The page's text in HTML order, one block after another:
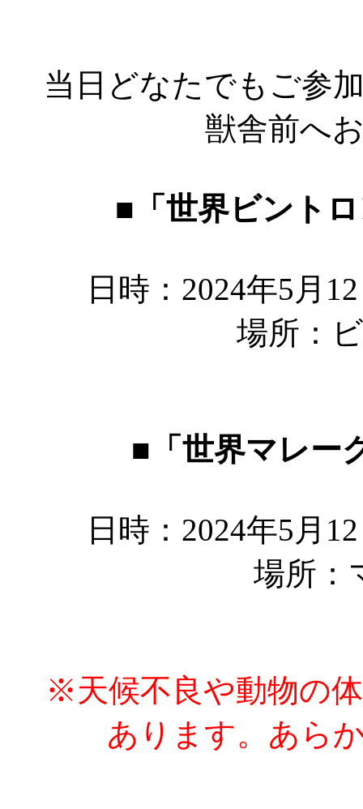
当日どなたでもご参
獣舎前へ
■「世界ビント
日時：2024年5月
場所：
■「世界マレー
日時：2024年5月
場所：
※天候不良や動物の
あります。あら